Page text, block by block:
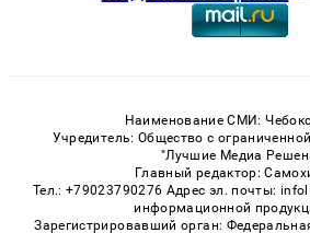
Наименование СМИ:
Учредитель: Общество с
"Лучшие Медиа
Главный редактор:
Тел.: +79023790276 Адрес эл. почты:
информационной
Зарегистрировавший орган: